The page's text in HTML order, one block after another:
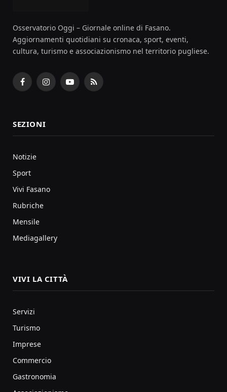
Osservatorio Oggi – Giornale online di Fasano.
Aggiornamenti quotidiani su cronaca, sport, eventi,
cultura, turismo e associazionismo nel territorio pugliese.
FacebookInstagramYouTubeRSS
SEZIONI
Notizie
Sport
Vivi Fasano
Rubriche
Mensile
Mediagallery
VIVI LA CITTÀ
Servizi
Turismo
Imprese
Commercio
Gastronomia